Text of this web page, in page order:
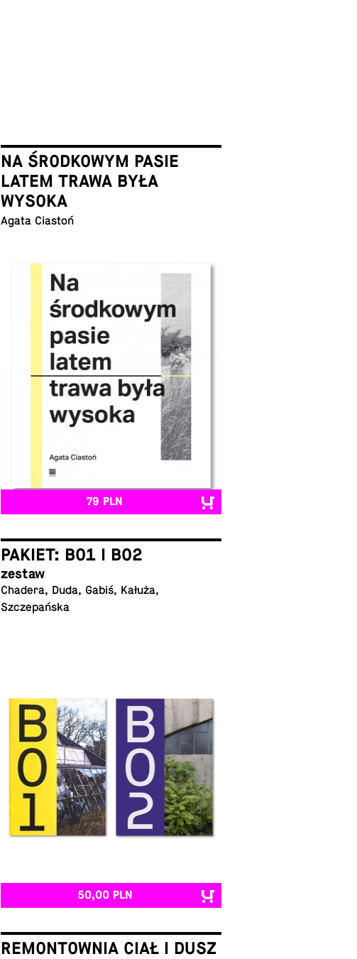
NA ŚRODKOWYM PASIE
LATEM TRAWA BYŁA
WYSOKA
Agata Ciastoń
79 PLN
PAKIET: B01 I B02
zestaw
Chadera, Duda, Gabiś, Kałuża,
Szczepańska
50,00 PLN
REMONTOWNIA CIAŁ I DUSZ